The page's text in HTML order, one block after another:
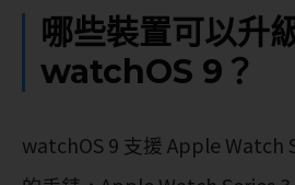
哪些裝置可以升
watchOS 9？
watchOS 9 支援 Apple Watch